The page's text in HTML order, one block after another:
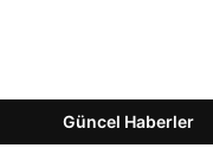
Güncel Haberler